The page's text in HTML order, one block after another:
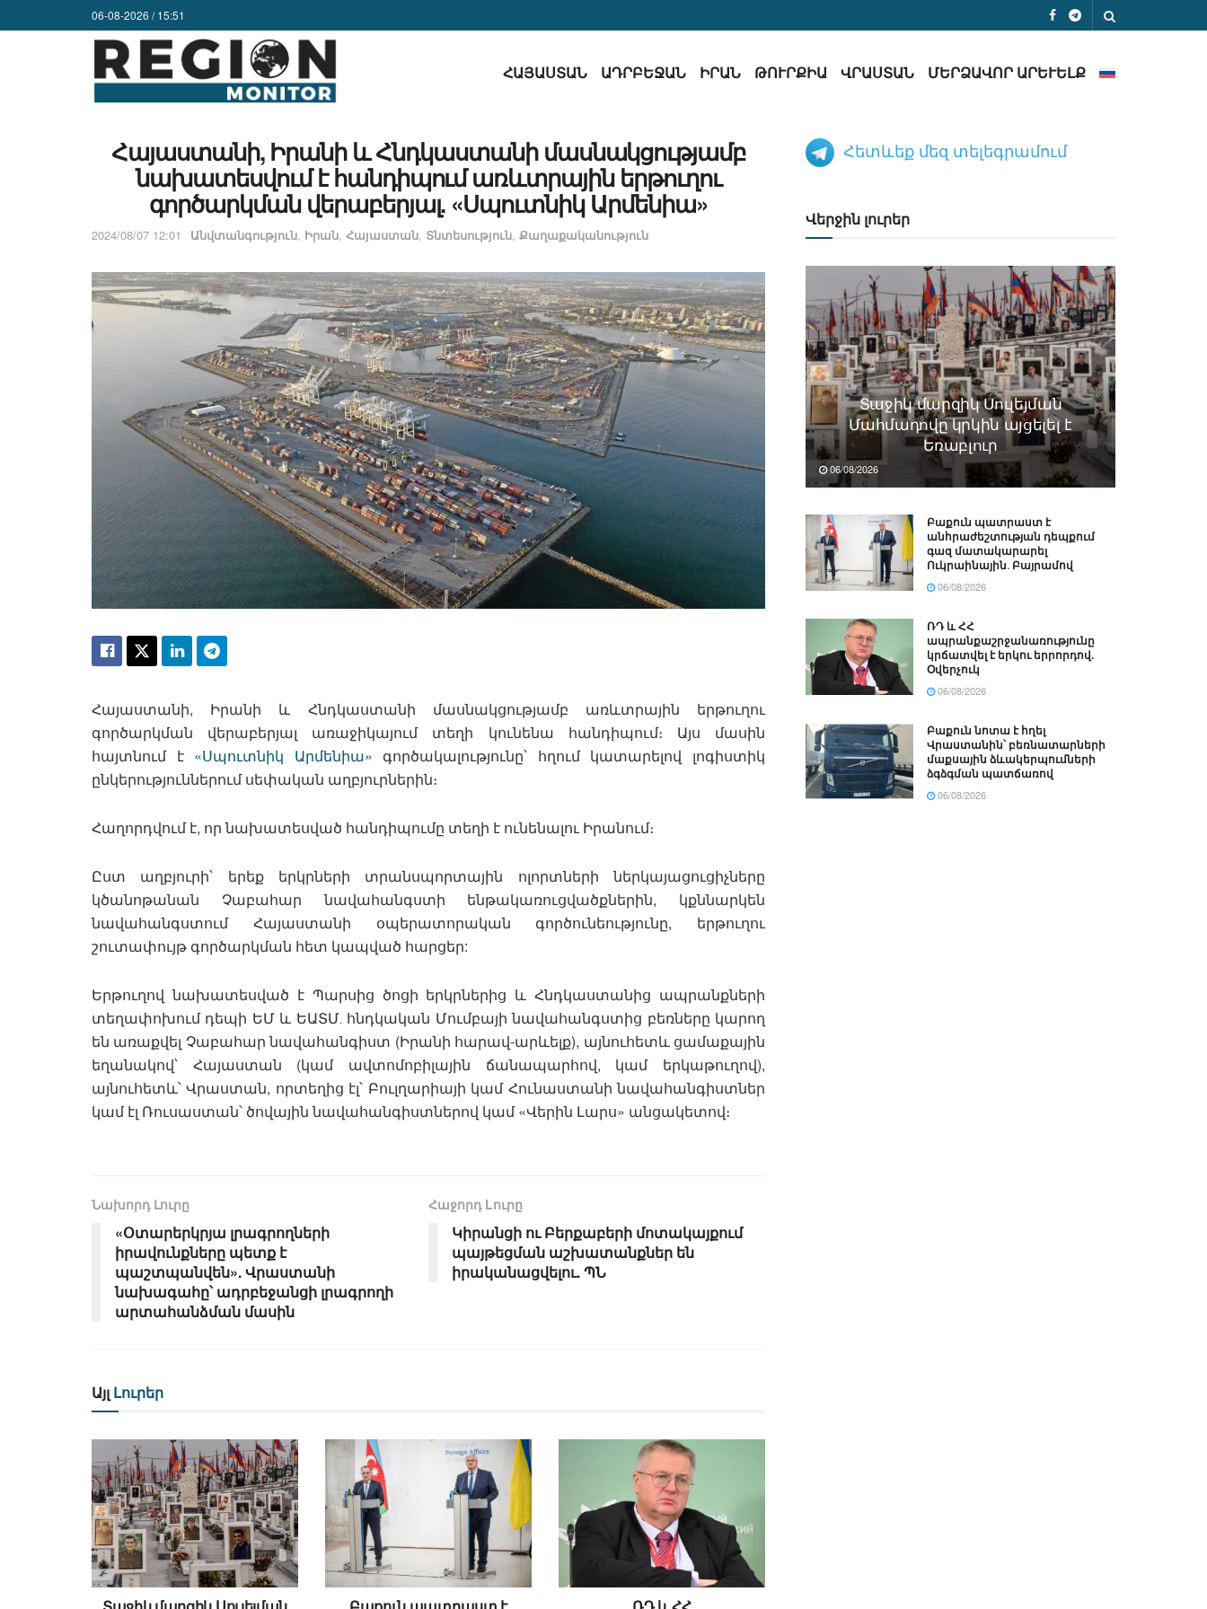
06-08-2026 / 15:51
ՀԱՅԱՍՏԱՆ ԱԴՐԲԵՋԱՆ ԻՐԱՆ ԹՈՒՐՔԻԱ ՎՐԱՍՏԱՆ ՄԵՐՁԱՎՈՐ ԱՐԵՒԵԼՔ
Հայաստանի, Իրանի և Հնդկաստանի մասնակցությամբ
նախատեսվում է հանդիպում առևտրային երթուղու
գործարկման վերաբերյալ. «Սպուտնիկ Արմենիա»
2024/08/07 12:01 Անվտանգություն, Իրան, Հայաստան, Տնտեսություն, Քաղաքականություն
Հայաստանի, Իրանի և Հնդկաստանի մասնակցությամբ առևտրային երթուղու
գործարկման վերաբերյալ առաջիկայում տեղի կունենա հանդիպում։ Այս մասին
հայտնում է «Սպուտնիկ Արմենիա» գործակալությունը՝ հղում կատարելով լոգիստիկ
ընկերություններում սեփական աղբյուրներին։
Հաղորդվում է, որ նախատեսված հանդիպումը տեղի է ունենալու Իրանում։
Ըստ աղբյուրի՝ երեք երկրների տրանսպորտային ոլորտների ներկայացուցիչները
կծանոթանան Չաբահար նավահանգստի ենթակառուցվածքներին, կքննարկեն
նավահանգստում Հայաստանի օպերատորական գործունեությունը, երթուղու
շուտափույթ գործարկման հետ կապված հարցեր:
Երթուղով նախատեսված է Պարսից ծոցի երկրներից և Հնդկաստանից ապրանքների
տեղափոխում դեպի ԵՄ և ԵԱՏՄ․ հնդկական Մումբայի նավահանգստից բեռները կարող
են առաքվել Չաբահար նավահանգիստ (Իրանի հարավ-արևելք), այնուհետև ցամաքային
եղանակով՝ Հայաստան (կամ ավտոմոբիլային ճանապարհով, կամ երկաթուղով),
այնուհետև՝ Վրաստան, որտեղից էլ՝ Բուլղարիայի կամ Հունաստանի նավահանգիստներ
կամ էլ Ռուսաստան՝ ծովային նավահանգիստներով կամ «Վերին Լարս» անցակետով։
Նախորդ Լուրը
«Օտարերկրյա լրագրողների
իրավունքները պետք է
պաշտպանվեն». Վրաստանի
նախագահը՝ ադրբեջանցի լրագրողի
արտահանձման մասին
Հաջորդ Lուրը
Կիրանցի ու Բերքաբերի մոտակայքում
պայթեցման աշխատանքներ են
իրականացվելու. ՊՆ
Այլ Լուրեր
Հետևեք մեզ տելեգրամում
Վերջին լուրեր
Տաջիկ մարզիկ Սուլեյման
Մահմադովը կրկին այցելել է
Եռաբլուր
06/08/2026
Բաքուն պատրաստ է
անհրաժեշտության դեպքում
գազ մատակարարել
Ուկրաինային․ Բայրամով
06/08/2026
ՌԴ և ՀՀ
ապրանքաշրջանառությունը
կրճատվել է երկու երրորդով.
Օվերչուկ
06/08/2026
Բաքուն նոտա է հղել
Վրաստանին՝ բեռնատարների
մաքսային ձևակերպումների
ձգձգման պատճառով
06/08/2026